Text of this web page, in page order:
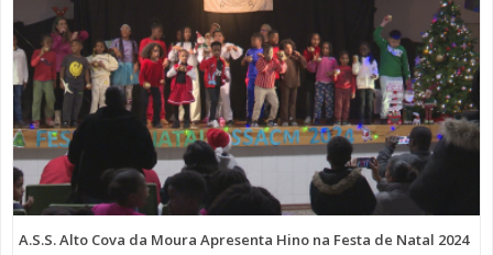
A.S.S. Alto Cova da Moura Apresenta Hino na Festa de Natal 2024